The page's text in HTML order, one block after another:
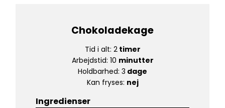
Chokoladekage
Tid i alt: 2timer
Arbejdstid: 10 minutter
Holdbarhed: 3 dage
Kan fryses: nej
Ingredienser